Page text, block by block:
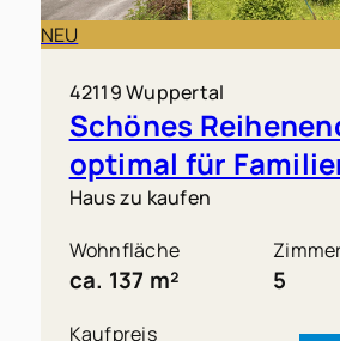
NEU
42119 Wuppertal
Schönes
optimal für
Haus zu kaufen
Wohnfläche
ca. 137 m² 5
Kaufpreis